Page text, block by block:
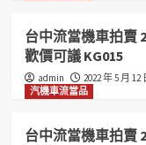
台中流當機車拍賣
歡價可議 KG015
admin
2022 年 5 月 12
汽機車流當品
台中流當機車拍賣